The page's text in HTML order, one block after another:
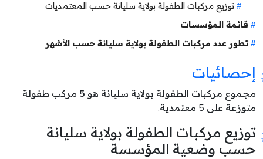
توزيع مركبات الطفولة بولاية سليانة حسب المعتمديات
قائمة المؤسسات
تطور عدد مركبات الطفولة بولاية سليانة حسب الأشهر
إحصائيات
مجموع مركبات الطفولة بولاية سليانة هو 5 مركب طفولة
متوزعة على 5 معتمدية.
توزيع مركبات الطفولة بولاية سليانة
حسب وضعية المؤسسة